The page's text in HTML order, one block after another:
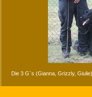
Die 3 G`s (Gianna, Grizzly,